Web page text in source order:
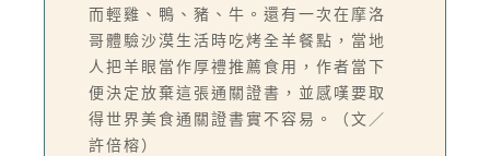
而輕雞、鴨、豬、牛。還有一次在摩洛
哥體驗沙漠生活時吃烤全羊餐點，當地
人把羊眼當作厚禮推薦食用，作者當下
便決定放棄這張通關證書，並感嘆要取
得世界美食通關證書實不容易。（文／
許倍榕）